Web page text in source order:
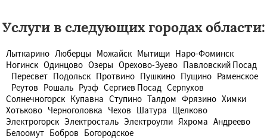
Услуги в следующих городах области:
Лыткарино Люберцы Можайск Мытищи Наро-Фоминск
Ногинск Одинцово Озеры Орехово-Зуево Павловский Посад
Пересвет Подольск Протвино Пушкино Пущино Раменское
Реутов Рошаль Рузф Сергиев Посад Серпухов
Солнечногорск Купавна Ступино Талдом Фрязино Химки
Хотьково Черноголовка Чехов Шатура Щелково
Электрогорск Электросталь Электроугли Яхрома Андреево
Белоомут Бобров Богородское